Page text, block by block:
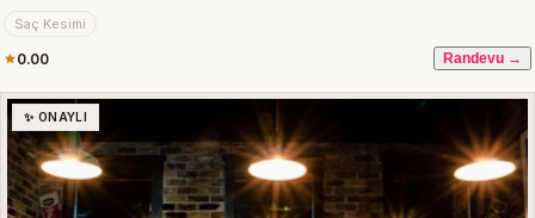
Saç Kesimi
0.00 Randevu →
✨ ONAYLI